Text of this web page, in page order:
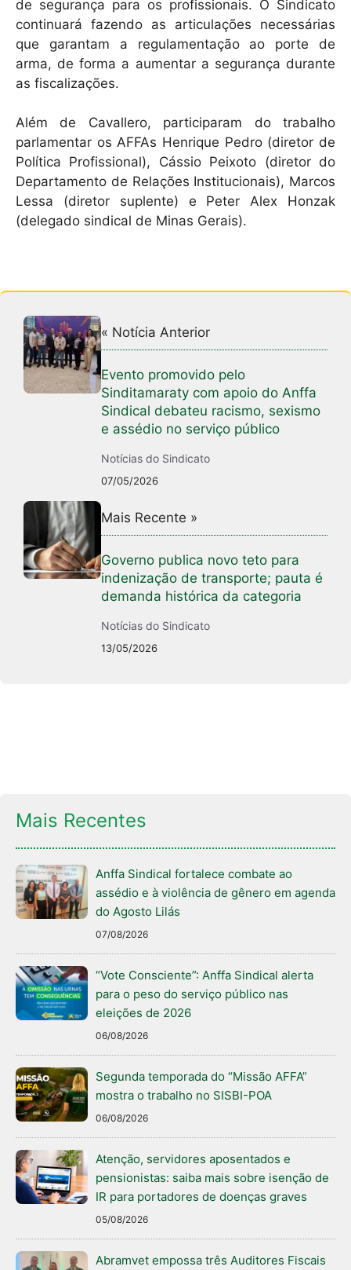
de segurança para os profissionais. O Sindicato
continuará fazendo as articulações necessárias
que garantam a regulamentação ao porte de
arma, de forma a aumentar a segurança durante
as fiscalizações.
Além de Cavallero, participaram do trabalho
parlamentar os AFFAs Henrique Pedro (diretor de
Política Profissional), Cássio Peixoto (diretor do
Departamento de Relações Institucionais), Marcos
Lessa (diretor suplente) e Peter Alex Honzak
(delegado sindical de Minas Gerais).
« Notícia Anterior
Evento promovido pelo
Sinditamaraty com apoio do Anffa
Sindical debateu racismo, sexismo
e assédio no serviço público
Notícias do Sindicato
07/05/2026
Mais Recente »
Governo publica novo teto para
indenização de transporte; pauta é
demanda histórica da categoria
Notícias do Sindicato
13/05/2026
Mais Recentes
Anffa Sindical fortalece combate ao
assédio e à violência de gênero em agenda
do Agosto Lilás
07/08/2026
“Vote Consciente”: Anffa Sindical alerta
para o peso do serviço público nas
eleições de 2026
06/08/2026
Segunda temporada do “Missão AFFA”
mostra o trabalho no SISBI-POA
06/08/2026
Atenção, servidores aposentados e
pensionistas: saiba mais sobre isenção de
IR para portadores de doenças graves
05/08/2026
Abramvet empossa três Auditores Fiscais